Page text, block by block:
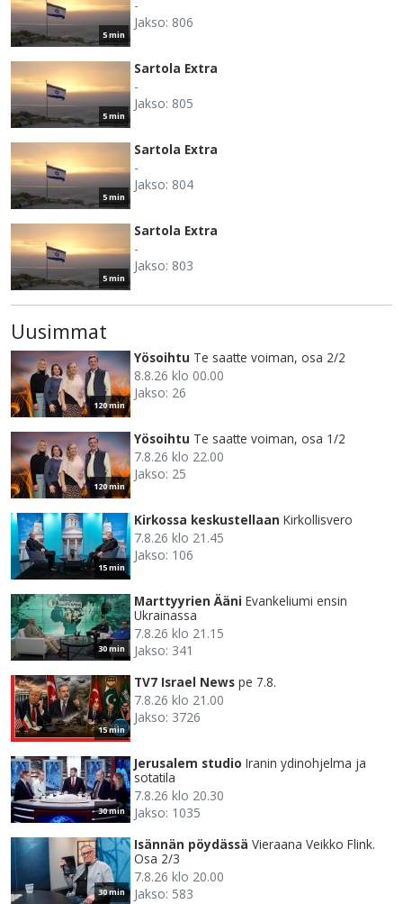
5 min
-
Jakso: 806
5 min
Sartola Extra
-
Jakso: 805
5 min
Sartola Extra
-
Jakso: 804
5 min
Sartola Extra
-
Jakso: 803
Uusimmat
120 min
Yösoihtu Te saatte voiman, osa 2/2
8.8.26 klo 00.00
Jakso: 26
120 min
Yösoihtu Te saatte voiman, osa 1/2
7.8.26 klo 22.00
Jakso: 25
15 min
Kirkossa keskustellaan Kirkollisvero
7.8.26 klo 21.45
Jakso: 106
30 min
Marttyyrien Ääni Evankeliumi ensin
Ukrainassa
7.8.26 klo 21.15
Jakso: 341
15 min
TV7 Israel News pe 7.8.
7.8.26 klo 21.00
Jakso: 3726
30 min
Jerusalem studio Iranin ydinohjelma ja
sotatila
7.8.26 klo 20.30
Jakso: 1035
30 min
Isännän pöydässä Vieraana Veikko Flink.
Osa 2/3
7.8.26 klo 20.00
Jakso: 583